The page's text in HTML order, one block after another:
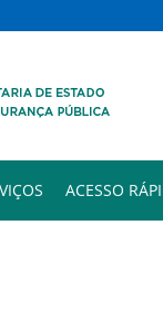
ACESSO